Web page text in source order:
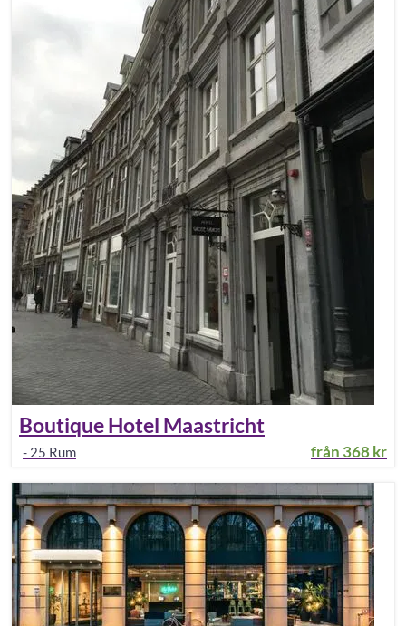
Boutique Hotel Maastricht
- 25 Rum från 368 kr